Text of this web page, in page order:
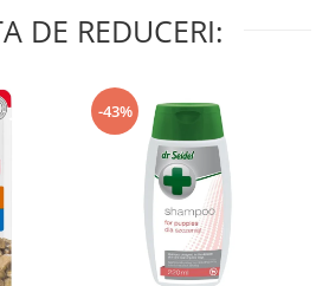
DE REDUCERI:
-43%